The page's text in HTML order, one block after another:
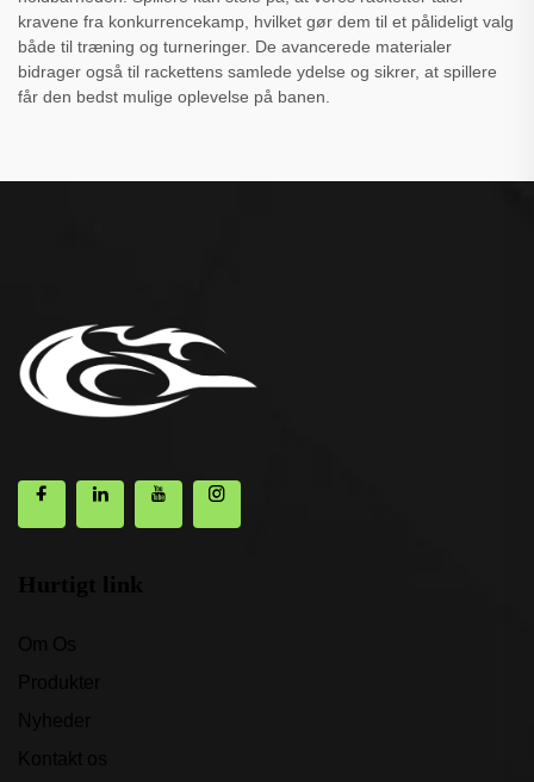
kravene fra konkurrencekamp, hvilket gør dem til et pålideligt valg
både til træning og turneringer. De avancerede materialer
bidrager også til rackettens samlede ydelse og sikrer, at spillere
får den bedst mulige oplevelse på banen.